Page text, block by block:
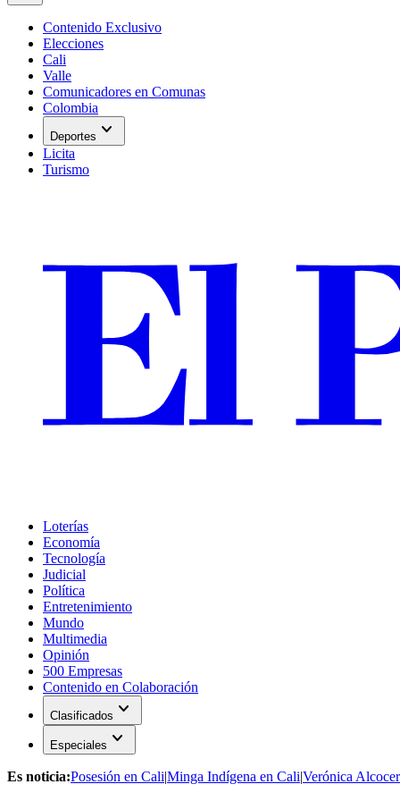
Contenido Exclusivo
Elecciones
Cali
Valle
Comunicadores en Comunas
Colombia
Deportes expand_more
Licita
Turismo
Loterías
Economía
Tecnología
Judicial
Política
Entretenimiento
Mundo
Multimedia
Opinión
500 Empresas
Contenido en Colaboración
Clasificados expand_more
Especiales expand_more
Es noticia:Posesión en Cali|Minga Indígena en Cali|Verónica Alcocer